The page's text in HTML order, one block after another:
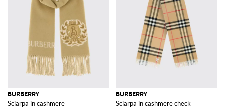
BURBERRY
Sciarpa in cashmere
BURBERRY
Sciarpa in cashmere check